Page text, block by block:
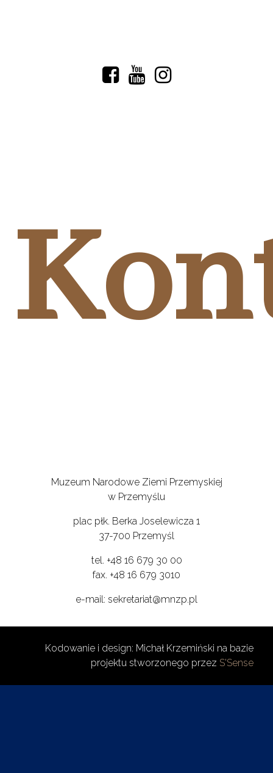
Muzeum Narodowe Ziemi Przemyskiej
w Przemyślu
plac płk. Berka Joselewicza 1
37-700 Przemyśl
tel. +48 16 679 30 00
fax. +48 16 679 3010
e-mail: sekretariat@mnzp.pl
Kodowanie i design: Michał Krzemiński na bazie
projektu stworzonego przez S'Sense